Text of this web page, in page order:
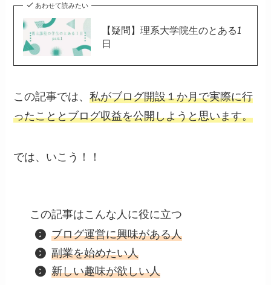
あわせて読みたい
【疑問】理系大学院生のとある1
日
この記事では、私がブログ開設１か月で実際に行
ったこととブログ収益を公開しようと思います。
では、いこう！！
この記事はこんな人に役に立つ
ブログ運営に興味がある人
副業を始めたい人
新しい趣味が欲しい人